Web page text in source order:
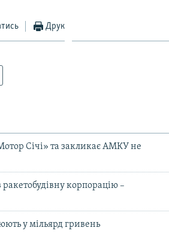
Друк
Січі» та закликає АМКУ не
корпорацію –
у мільярд гривень